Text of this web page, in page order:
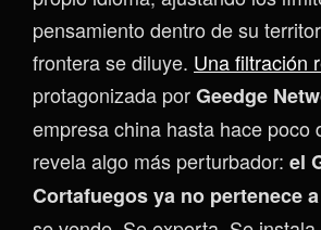
pensamiento dentro de su
frontera se diluye. Una filtración
protagonizada porGeedge
empresa china hasta hace
revela algo más perturbador: el
Cortafuegos ya no pertenece